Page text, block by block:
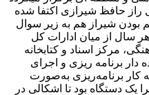
راز حافظ شیرازی اکتفا شده
بودن شیراز هم به زیر سوال
سال از میان ادارات کل
مرکز اسناد و کتابخانه
برنامه‌ ریزی و اجرای
کار برنامه‌ریزی به‌صورت
یک‌ دستگاه بود تا اشکالی در